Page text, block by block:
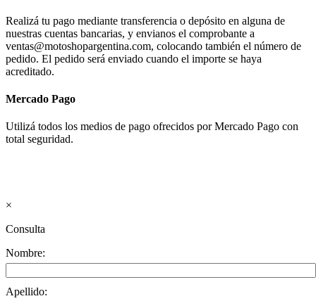
Realizá tu pago mediante transferencia o depósito en alguna de
nuestras cuentas bancarias, y envianos el comprobante a
ventas@motoshopargentina.com, colocando también el número de
pedido. El pedido será enviado cuando el importe se haya
acreditado.
Mercado Pago
Utilizá todos los medios de pago ofrecidos por Mercado Pago con
total seguridad.
×
Consulta
Nombre:
Apellido: